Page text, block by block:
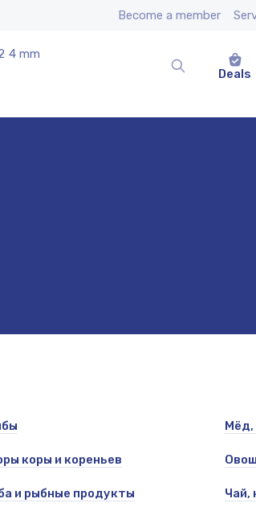
Become a member
4 mm
Deals
коры и кореньев
и рыбные продукты
Мёд,
Чай,